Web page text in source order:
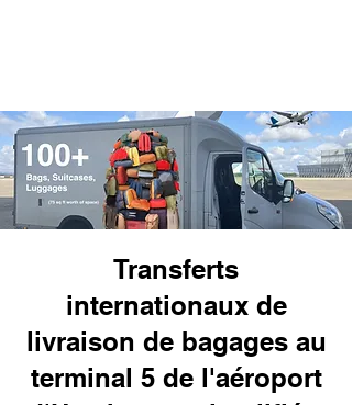
Transferts
internationaux de
livraison de bagages au
terminal 5 de l'aéroport